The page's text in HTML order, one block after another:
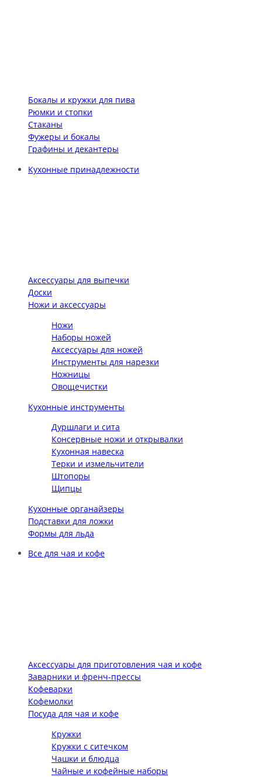
Бокалы и кружки для пива
Рюмки и стопки
Стаканы
Фужеры и бокалы
Графины и декантеры
Кухонные принадлежности
Аксессуары для выпечки
Доски
Ножи и аксессуары
Ножи
Наборы ножей
Аксессуары для ножей
Инструменты для нарезки
Ножницы
Овощечистки
Кухонные инструменты
Дуршлаги и сита
Консервные ножи и открывалки
Кухонная навеска
Терки и измельчители
Штопоры
Щипцы
Кухонные органайзеры
Подставки для ложки
Формы для льда
Все для чая и кофе
Аксессуары для приготовления чая и кофе
Заварники и френч-прессы
Кофеварки
Кофемолки
Посуда для чая и кофе
Кружки
Кружки с ситечком
Чашки и блюдца
Чайные и кофейные наборы